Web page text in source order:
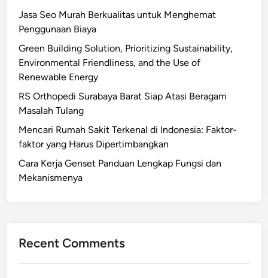
Jasa Seo Murah Berkualitas untuk Menghemat
Penggunaan Biaya
Green Building Solution, Prioritizing Sustainability,
Environmental Friendliness, and the Use of
Renewable Energy
RS Orthopedi Surabaya Barat Siap Atasi Beragam
Masalah Tulang
Mencari Rumah Sakit Terkenal di Indonesia: Faktor-
faktor yang Harus Dipertimbangkan
Cara Kerja Genset Panduan Lengkap Fungsi dan
Mekanismenya
Recent Comments